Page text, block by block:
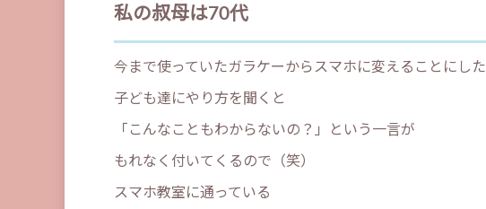
私の叔母は70代
今まで使っていたガラケーからスマホに変えることにした
子ども達にやり方を聞くと
「こんなこともわからないの？」という一言が
もれなく付いてくるので（笑）
スマホ教室に通っている